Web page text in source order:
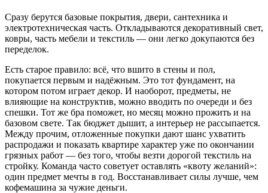
Сразу берутся базовые покрытия, двери, сантехника и
электротехническая часть. Откладываются декоративный свет,
ковры, часть мебели и текстиль — они легко докупаются без
переделок.
Есть старое правило: всё, что вшито в стены и пол,
покупается первым и надёжным. Это тот фундамент, на
котором потом играет декор. И наоборот, предметы, не
влияющие на конструктив, можно вводить по очереди и без
спешки. Тот же бра поможет, но месяц можно прожить и на
базовом свете. Так бюджет дышит, а интерьер не рассыпается.
Между прочим, отложенные покупки дают шанс ухватить
распродажи и показать квартире характер уже по окончании
грязных работ — без того, чтобы везти дорогой текстиль на
стройку. Команда часто советует оставлять «квоту желаний»:
один предмет мечты в год. Восстанавливает силы лучше, чем
кофемашина за чужие деньги.